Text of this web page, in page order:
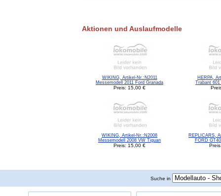
Aktionen und Auslaufmodelle
WIKING, Artikel-Nr.:N2011
Messemodell 2011 Ford Granada
Preis: 15,00 €
HERPA,
Trabant
WIKING, Artikel-Nr.:N2008
Messemodell 2008 VW Tiguan
Preis: 15,00 €
REPLICARS,
FORD
Suche in